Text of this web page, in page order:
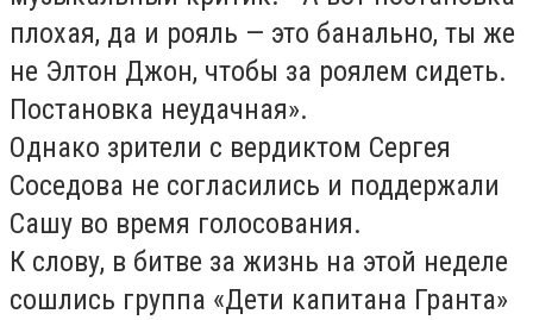
плохая, да и рояль — это банально, ты же
не Элтон Джон, чтобы за роялем сидеть.
Постановка неудачная».
Однако зрители с вердиктом Сергея
Соседова не согласились и поддержали
Сашу во время голосования.
К слову, в битве за жизнь на этой неделе
сошлись группа «Дети капитана Гранта»